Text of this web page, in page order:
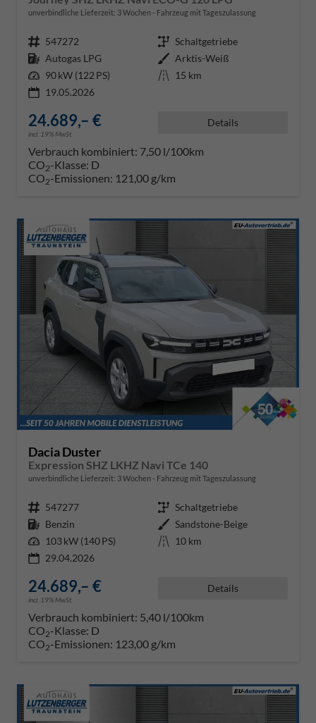
unverbindliche Lieferzeit: 3 Wochen Fahrzeug mit Tageszulassung
Fahrzeugnr. 547272 Getriebe Schaltgetriebe
Kraftstoff Autogas LPG Außenfarbe Arktis-Weiß
Leistung 90 kW (122 PS) Kilometerstand 15 km
19.05.2026
24.689,– €
incl. 19% MwSt.
Details
Verbrauch kombiniert: 7,50 l/100km
CO2-Klasse: D
CO2-Emissionen: 121,00 g/km
Dacia Duster
Expression SHZ LKHZ Navi TCe 140
unverbindliche Lieferzeit: 3 Wochen Fahrzeug mit Tageszulassung
Fahrzeugnr. 547277 Getriebe Schaltgetriebe
Kraftstoff Benzin Außenfarbe Sandstone-Beige
Leistung 103 kW (140 PS) Kilometerstand 10 km
29.04.2026
24.689,– €
incl. 19% MwSt.
Details
Verbrauch kombiniert: 5,40 l/100km
CO2-Klasse: D
CO2-Emissionen: 123,00 g/km